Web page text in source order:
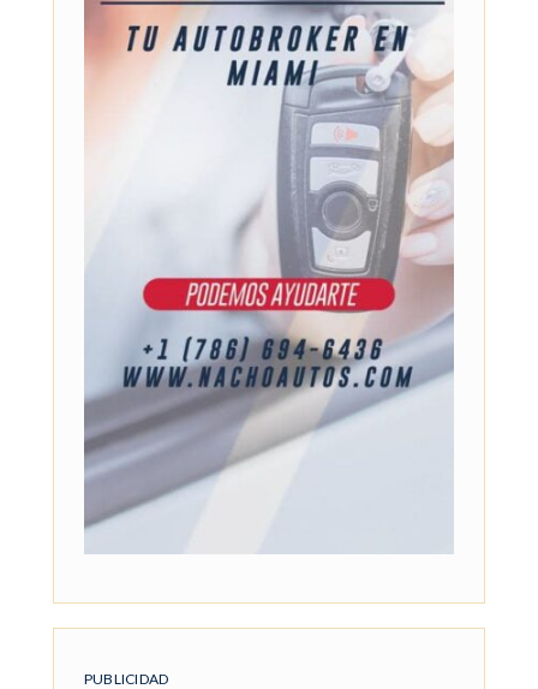
PUBLICIDAD